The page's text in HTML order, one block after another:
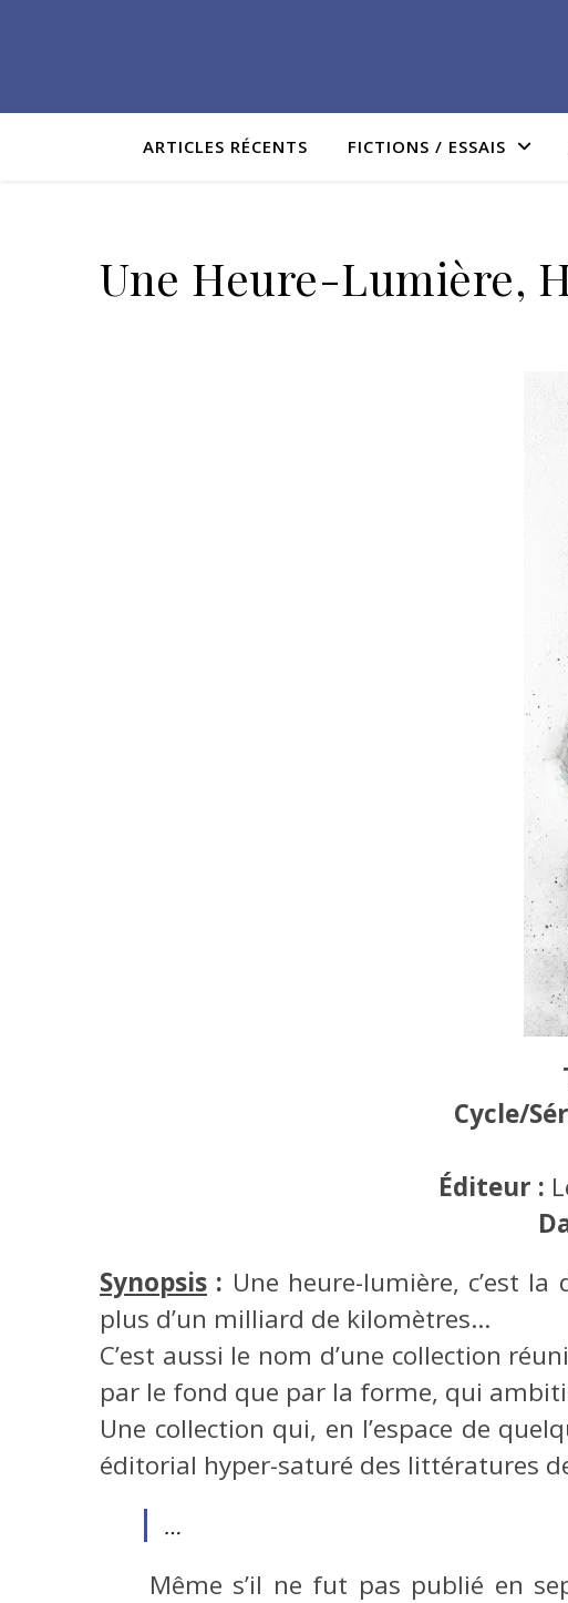
ARTICLES RÉCENTS FICTIONS / ESSAIS
Une Heure-Lumière,
Cycle/
Éditeur :
Synopsis : Une heure-lumière, c’est
plus d’un milliard de kilomètres…
C’est aussi le nom d’une collection
par le fond que par la forme, qui
Une collection qui, en l’espace de
éditorial hyper-saturé des littératures
…
Même s’il ne fut pas publié en